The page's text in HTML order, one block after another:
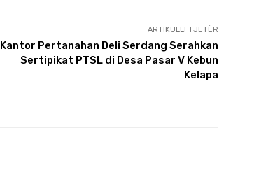
ARTIKULLI TJETËR
Kantor Pertanahan Deli Serdang Serahkan
Sertipikat PTSL di Desa Pasar V Kebun
Kelapa